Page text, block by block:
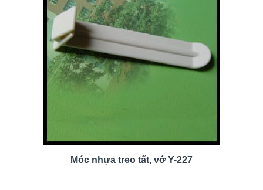
Móc nhựa treo tất, vớ Y-227